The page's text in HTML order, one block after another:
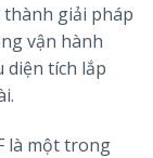
giải pháp
vận hành
tích lắp
là một trong